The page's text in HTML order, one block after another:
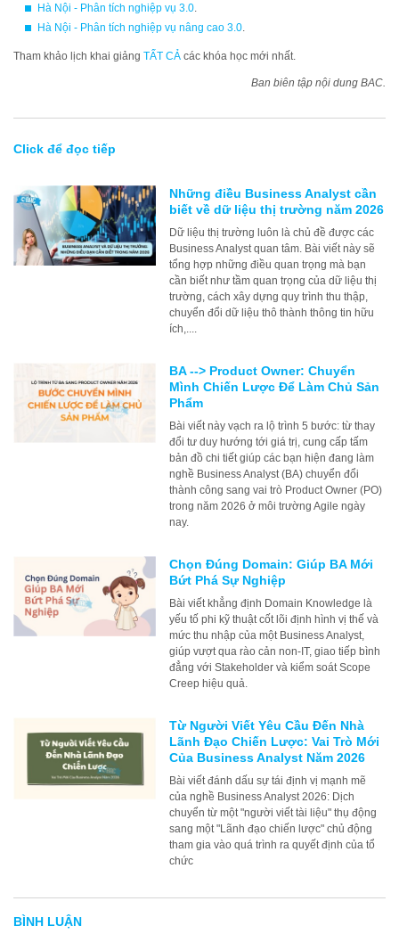
Hà Nội - Phân tích nghiệp vụ 3.0.
Hà Nội - Phân tích nghiệp vụ nâng cao 3.0.
Tham khảo lịch khai giảng TẤT CẢ các khóa học mới nhất.
Ban biên tập nội dung BAC.
Click để đọc tiếp
Những điều Business Analyst cần
biết về dữ liệu thị trường năm 2026
Dữ liệu thị trường luôn là chủ đề được các
Business Analyst quan tâm. Bài viết này sẽ
tổng hợp những điều quan trọng mà bạn
cần biết như tầm quan trọng của dữ liệu thị
trường, cách xây dựng quy trình thu thập,
chuyển đổi dữ liệu thô thành thông tin hữu
ích,....
BA --> Product Owner: Chuyển
Mình Chiến Lược Để Làm Chủ Sản
Phẩm
Bài viết này vạch ra lộ trình 5 bước: từ thay
đổi tư duy hướng tới giá trị, cung cấp tấm
bản đồ chi tiết giúp các bạn hiện đang làm
nghề Business Analyst (BA) chuyển đổi
thành công sang vai trò Product Owner (PO)
trong năm 2026 ở môi trường Agile ngày
nay.
Chọn Đúng Domain: Giúp BA Mới
Bứt Phá Sự Nghiệp
Bài viết khẳng định Domain Knowledge là
yếu tố phi kỹ thuật cốt lõi định hình vị thế và
mức thu nhập của một Business Analyst,
giúp vượt qua rào cản non-IT, giao tiếp bình
đẳng với Stakeholder và kiểm soát Scope
Creep hiệu quả.
Từ Người Viết Yêu Cầu Đến Nhà
Lãnh Đạo Chiến Lược: Vai Trò Mới
Của Business Analyst Năm 2026
Bài viết đánh dấu sự tái định vị mạnh mẽ
của nghề Business Analyst 2026: Dịch
chuyển từ một "người viết tài liệu" thụ động
sang một "Lãnh đạo chiến lược" chủ động
tham gia vào quá trình ra quyết định của tổ
chức
BÌNH LUẬN